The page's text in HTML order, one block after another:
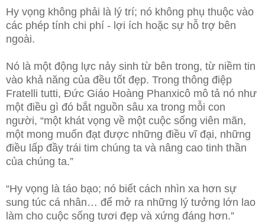
Hy vọng không phải là lý trí; nó không phụ thuộc vào
các phép tính chi phí - lợi ích hoặc sự hỗ trợ bên
ngoài.
Nó là một động lực nảy sinh từ bên trong, từ niềm tin
vào khả năng của đều tốt đẹp. Trong thông điệp
Fratelli tutti, Đức Giáo Hoàng Phanxicô mô tả nó như
một điều gì đó bắt nguồn sâu xa trong mỗi con
người, “một khát vọng về một cuộc sống viên mãn,
một mong muốn đạt được những điều vĩ đại, những
điều lấp đầy trái tim chúng ta và nâng cao tinh thần
của chúng ta.”
“Hy vọng là táo bạo; nó biết cách nhìn xa hơn sự
sung túc cá nhân… để mở ra những lý tưởng lớn lao
làm cho cuộc sống tươi đẹp và xứng đáng hơn.”